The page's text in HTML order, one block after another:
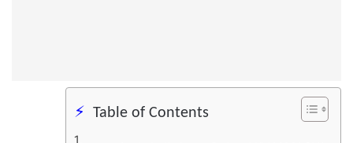
Table of Contents